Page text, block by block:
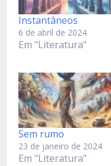
Instantâneos
6 de abril de 2024
Em "Literatura"
Sem rumo
23 de janeiro de 2024
Em "Literatura"